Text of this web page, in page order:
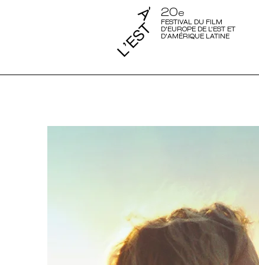
20e
FESTIVAL DU FILM
D'EUROPE DE L'EST ET
D'AMÉRIQUE LATINE